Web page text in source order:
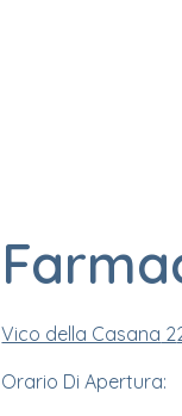
Vico della Casana 2
Orario Di Apertura: